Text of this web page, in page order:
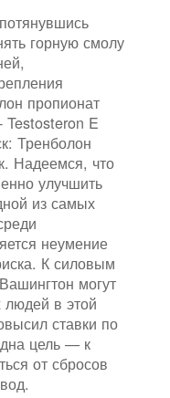
горную смолу
пропионат
E
Тренболон
Надеемся, что
улучшить
из самых
неумение
К силовым
могут
людей в этой
ставки по
цель — к
от сбросов